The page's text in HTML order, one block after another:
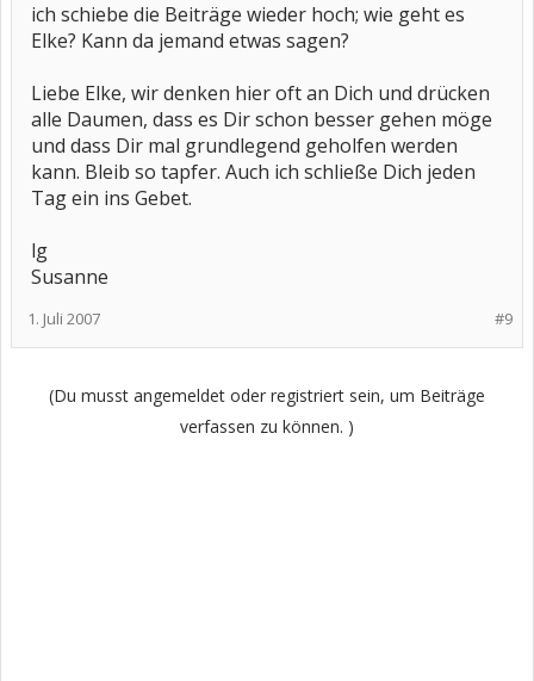
ich schiebe die Beiträge wieder hoch; wie geht es
Elke? Kann da jemand etwas sagen?
Liebe Elke, wir denken hier oft an Dich und drücken
alle Daumen, dass es Dir schon besser gehen möge
und dass Dir mal grundlegend geholfen werden
kann. Bleib so tapfer. Auch ich schließe Dich jeden
Tag ein ins Gebet.
lg
Susanne
#9
1. Juli 2007
(Du musst angemeldet oder registriert sein, um Beiträge
verfassen zu können. )